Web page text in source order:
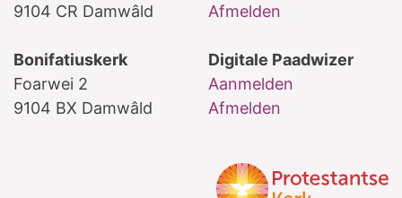
9104 CR Damwâld
Afmelden
Bonifatiuskerk
Foarwei 2
9104 BX Damwâld
Digitale Paadwizer
Aanmelden
Afmelden